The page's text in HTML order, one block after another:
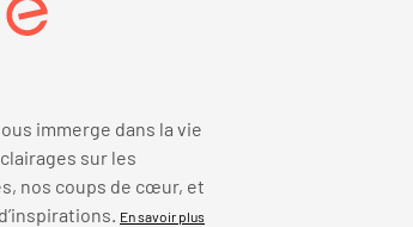
immerge dans la vie
sur les
nos coups de cœur, et
En savoir plus